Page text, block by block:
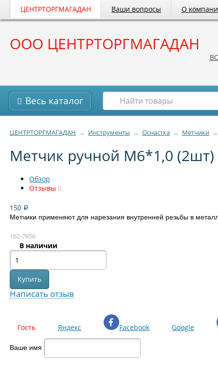
ЦЕНТРТОРГМАГАДАН Ваши вопросы О
ООО ЦЕНТРТОРГМАГАДАН
Весь каталог
ЦЕНТРТОРГМАГАДАН → Инструменты → Оснастка → Метчики →
Метчик ручной М6*1,0
Обзор
Отзывы 0
150 Р
Метчики применяют для нарезания внутренней резьбы в
162-7856
В наличии
Написать отзыв
Гость Яндекс Facebook Google
Ваше имя